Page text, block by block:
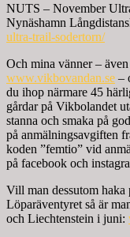
NUTS – November
Nynäshamn
ultra-trail-sodertorn/
Och mina vänner –
www.vikbovandan.se –
du ihop närmare 45
gårdar på Vikbolandet
stanna och smaka på
på anmälningsavgiften
koden ”femtio” vid
på facebook och
Vill man dessutom haka
Löparäventyret så är
och Liechtenstein i juni: